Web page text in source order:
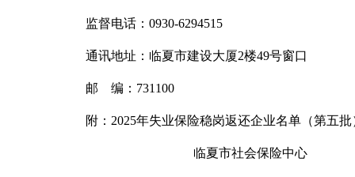
监督电话：0930-6294515
通讯地址：临夏市建设大厦2楼49号窗口
邮 编：731100
附：2025年失业保险稳岗返还企业名单（第五批
临夏市社会保险中心